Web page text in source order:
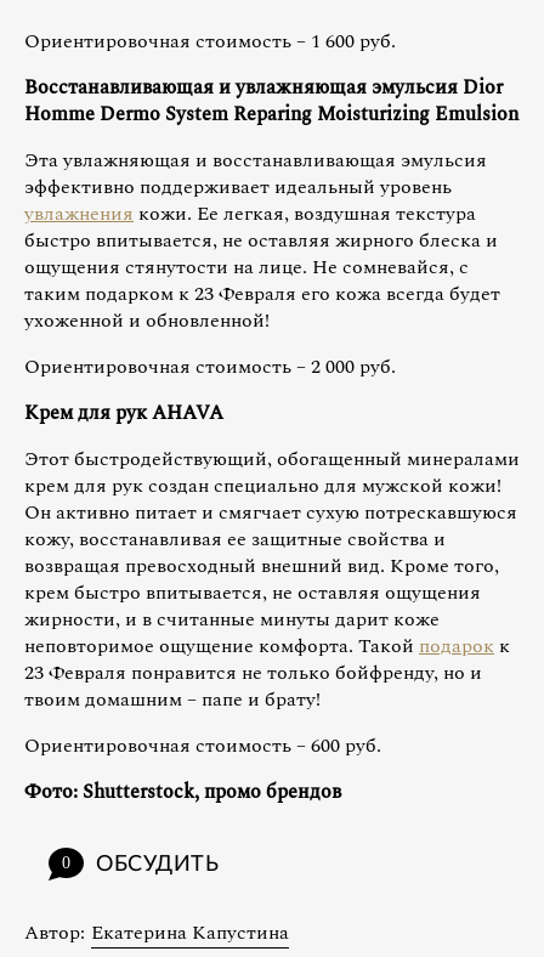
Ориентировочная стоимость – 1 600 руб.
Восстанавливающая и увлажняющая эмульсия Dior
Homme Dermo System Reparing Moisturizing Emulsion
Эта увлажняющая и восстанавливающая эмульсия
эффективно поддерживает идеальный уровень
увлажнения кожи. Ее легкая, воздушная текстура
быстро впитывается, не оставляя жирного блеска и
ощущения стянутости на лице. Не сомневайся, с
таким подарком к 23 Февраля его кожа всегда будет
ухоженной и обновленной!
Ориентировочная стоимость – 2 000 руб.
Крем для рук AHAVA
Этот быстродействующий, обогащенный минералами
крем для рук создан специально для мужской кожи!
Он активно питает и смягчает сухую потрескавшуюся
кожу, восстанавливая ее защитные свойства и
возвращая превосходный внешний вид. Кроме того,
крем быстро впитывается, не оставляя ощущения
жирности, и в считанные минуты дарит коже
неповторимое ощущение комфорта. Такой подарок к
23 Февраля понравится не только бойфренду, но и
твоим домашним – папе и брату!
Ориентировочная стоимость – 600 руб.
Фото: Shutterstock, промо брендов
0 ОБСУДИТЬ
Автор: Екатерина Капустина